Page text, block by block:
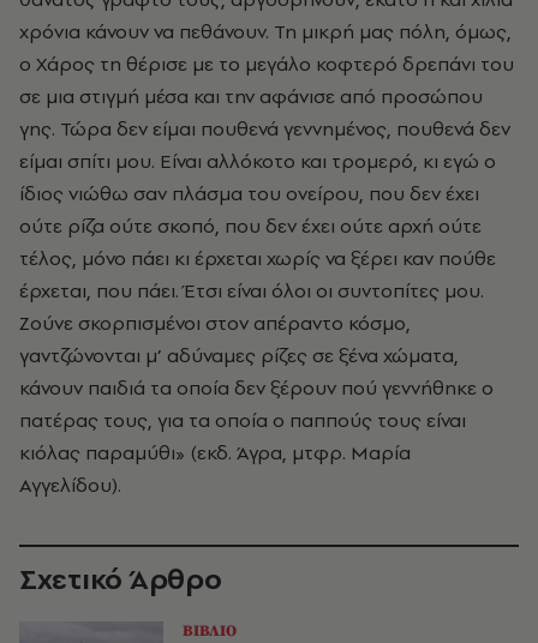
χρόνια κάνουν να πεθάνουν. Τη μικρή μας πόλη, όμως,
ο Χάρος τη θέρισε με το μεγάλο κοφτερό δρεπάνι του
σε μια στιγμή μέσα και την αφάνισε από προσώπου
γης. Τώρα δεν είμαι πουθενά γεννημένος, πουθενά δεν
είμαι σπίτι μου. Είναι αλλόκοτο και τρομερό, κι εγώ ο
ίδιος νιώθω σαν πλάσμα του ονείρου, που δεν έχει
ούτε ρίζα ούτε σκοπό, που δεν έχει ούτε αρχή ούτε
τέλος, μόνο πάει κι έρχεται χωρίς να ξέρει καν πούθε
έρχεται, που πάει. Έτσι είναι όλοι οι συντοπίτες μου.
Ζούνε σκορπισμένοι στον απέραντο κόσμο,
γαντζώνονται μ’ αδύναμες ρίζες σε ξένα χώματα,
κάνουν παιδιά τα οποία δεν ξέρουν πού γεννήθηκε ο
πατέρας τους, για τα οποία ο παππούς τους είναι
κιόλας παραμύθι» (εκδ. Άγρα, μτφρ. Μαρία
Αγγελίδου).
Σχετικό Άρθρο
ΒΙΒΛΙΟ